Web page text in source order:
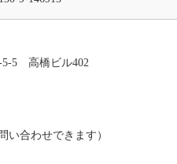
5-5 高橋ビル402
い合わせできます）